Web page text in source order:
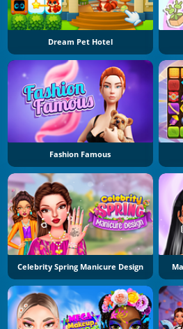
Dream Pet Hotel
Fashion Famous
Celebrity Spring Manicure Design